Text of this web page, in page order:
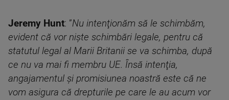
Jeremy Hunt: ”Nu intenţionăm să le schimbăm,
evident că vor nişte schimbări legale, pentru că
statutul legal al Marii Britanii se va schimba, după
ce nu va mai fi membru UE. Însă intenţia,
angajamentul şi promisiunea noastră este că ne
vom asigura că drepturile pe care le au acum vor